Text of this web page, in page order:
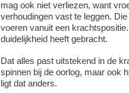
mag ook niet verliezen, want
verhoudingen vast te leggen.
voeren vanuit een
duidelijkheid heeft gebracht.
Dat alles past uitstekend in de
spinnen bij de oorlog, maar ook
ligt dat anders.